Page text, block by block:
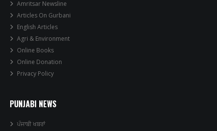
Amritsar Newsline
Articles On Gurbani
English Articles
Agri & Environment
Online Books
Online Donation
Privacy Policy
PUNJABI NEWS
ਪੰਜਾਬੀ ਖਬਰਾਂ